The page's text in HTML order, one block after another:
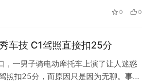
来的，各大专家学者也对“摆烂”二字
新东方直播间发表了他对年轻人腐败的
0 0
车技 C1驾照直接扣25分
，一男子骑电动摩托车上演了让人迷惑
照扣25分，而原因只是因为无聊。事发